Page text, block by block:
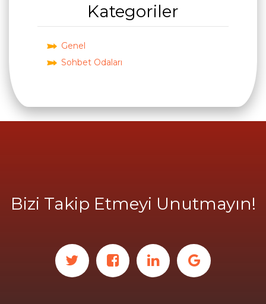
Kategoriler
Genel
Sohbet Odaları
Bizi Takip Etmeyi Unutmayın!